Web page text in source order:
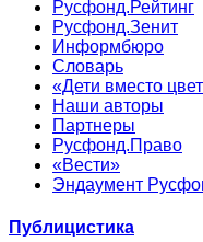
Русфонд.Рейтинг
Русфонд.Зенит
Информбюро
Словарь
«Дети вместо
Наши авторы
Партнеры
Русфонд.Право
«Вести»
Эндаумент
Публицистика